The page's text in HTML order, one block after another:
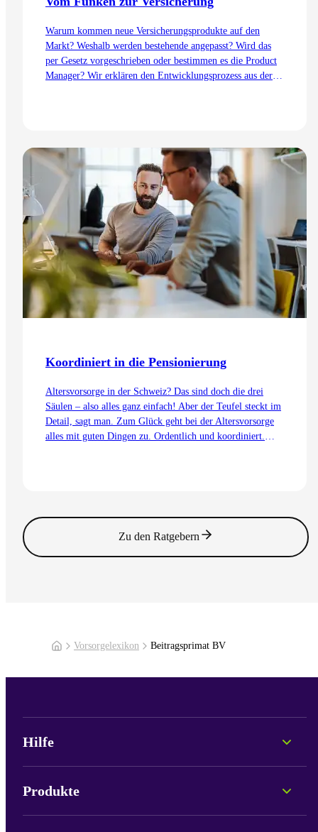
Warum kommen neue Versicherungsprodukte auf den
Markt? Weshalb werden bestehende angepasst? Wird das
per Gesetz vorgeschrieben oder bestimmen es die Product
Manager? Wir erklären den Entwicklungsprozess aus der
Zum Artikel
Koordiniert in die Pensionierung
Altersvorsorge in der Schweiz? Das sind doch die drei
Säulen – also alles ganz einfach! Aber der Teufel steckt im
Detail, sagt man. Zum Glück geht bei der Altersvorsorge
alles mit guten Dingen zu. Ordentlich und koordiniert.
Zu den Ratgebern
Vorsorgelexikon Beitragsprimat BV
Hilfe
Fonds-Informationen
Lob und Kritik
Produkte